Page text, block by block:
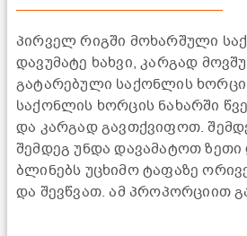
პირველ რიგში მოხარშული
დავუმატე ხახვი, კარგად
გატარებული საქონლის
საქონლის ხორცის ნახარში
და კარგად გავთქვიფოთ.
შემდეგ უნდა დავამატოთ
ბლინებს უცხიმო ტაფაზე
და შევწვათ. ამ პროპორციით